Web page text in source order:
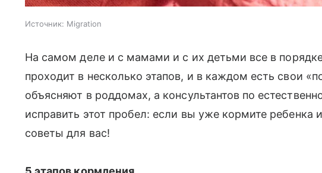
Источник: Migration
На самом деле и с мамами и с их детьми все в
проходит в несколько этапов, и в каждом есть свои
объясняют в роддомах, а консультантов по
исправить этот пробел: если вы уже кормите ребенка
советы для вас!